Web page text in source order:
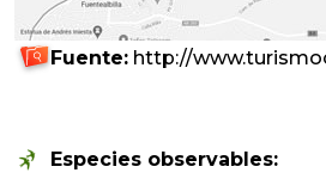
Fuente: http://
Especies observables: